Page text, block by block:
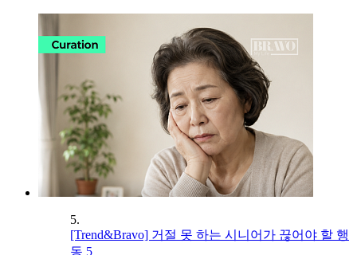
5.
[Trend&Bravo] 거절 못 하는 시니어가 끊어야 할 행
동 5